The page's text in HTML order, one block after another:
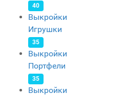
40
Выкройки
Игрушки
35
Выкройки
Портфели
35
Выкройки